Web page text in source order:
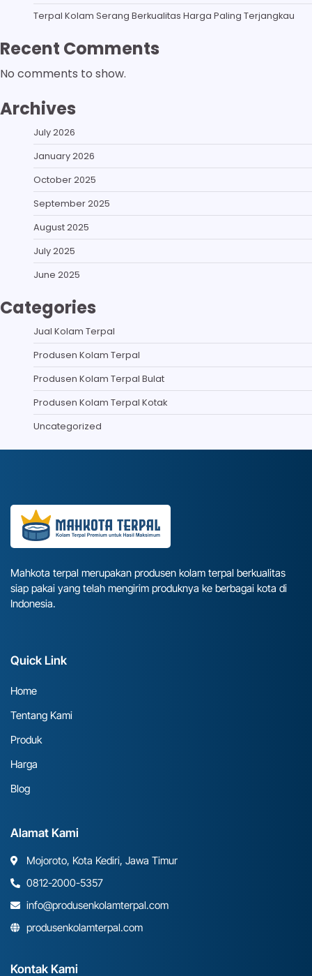
Terpal Kolam Serang Berkualitas Harga Paling Terjangkau
Recent Comments
No comments to show.
Archives
July 2026
January 2026
October 2025
September 2025
August 2025
July 2025
June 2025
Categories
Jual Kolam Terpal
Produsen Kolam Terpal
Produsen Kolam Terpal Bulat
Produsen Kolam Terpal Kotak
Uncategorized
Mahkota terpal merupakan produsen kolam terpal berkualitas
siap pakai yang telah mengirim produknya ke berbagai kota di
Indonesia.
Quick Link
Home
Tentang Kami
Produk
Harga
Blog
Alamat Kami
Mojoroto, Kota Kediri, Jawa Timur
0812-2000-5357
info@produsenkolamterpal.com
produsenkolamterpal.com
Kontak Kami